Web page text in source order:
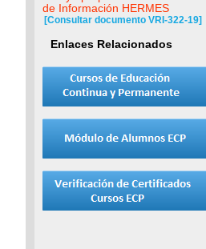
de Información HERMES
[Consultar documento VRI-322-19]
Enlaces Relacionados